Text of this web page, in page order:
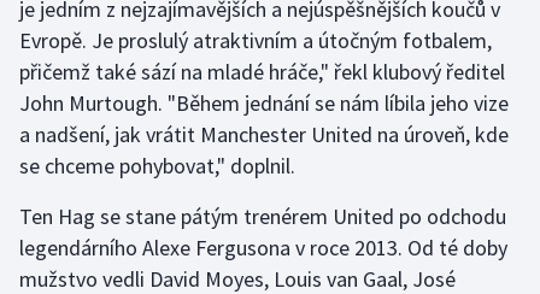
Olympijské hry
Parasport
Plavání
Ragby
je jedním z nejzajímavějších a nejúspěšnějších koučů v
Evropě. Je proslulý atraktivním a útočným fotbalem,
přičemž také sází na mladé hráče," řekl klubový ředitel
John Murtough. "Během jednání se nám líbila jeho vize
a nadšení, jak vrátit Manchester United na úroveň, kde
se chceme pohybovat," doplnil.
Ten Hag se stane pátým trenérem United po odchodu
legendárního Alexe Fergusona v roce 2013. Od té doby
mužstvo vedli David Moyes, Louis van Gaal, José